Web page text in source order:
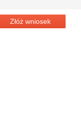
Złóż wniosek